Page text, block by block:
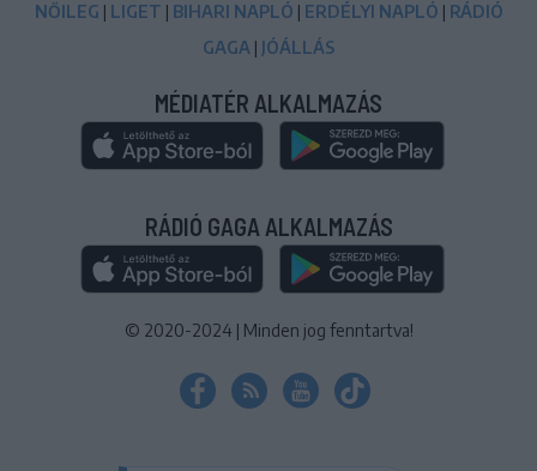
NŐILEG | LIGET | BIHARI NAPLÓ | ERDÉLYI NAPLÓ | RÁDIÓ
GAGA | JÓÁLLÁS
MÉDIATÉR ALKALMAZÁS
RÁDIÓ GAGA ALKALMAZÁS
© 2020-2024 | Minden jog fenntartva!